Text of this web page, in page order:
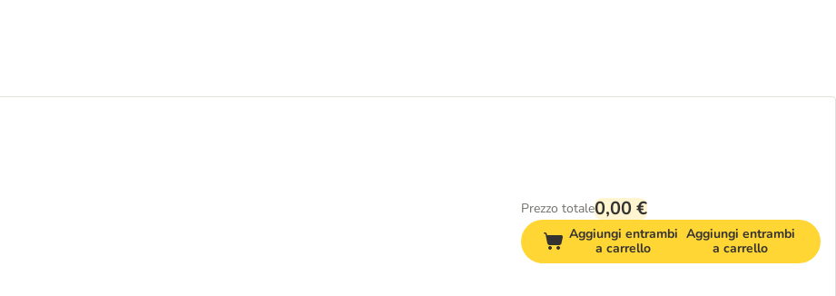
Prezzo totale0,00 €
Aggiungi entrambi
a carrello
Aggiungi entrambi
a carrello